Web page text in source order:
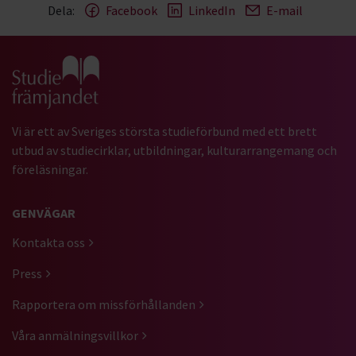
Dela: Facebook LinkedIn E-mail
Gå till studiefrämjandets startsida
Vi är ett av Sveriges största studieförbund med ett brett
utbud av studiecirklar, utbildningar, kulturarrangemang och
föreläsningar.
GENVÄGAR
Kontakta oss
Press
Rapportera om missförhållanden
Våra anmälningsvillkor